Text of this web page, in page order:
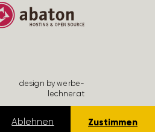
Ablehnen Zustimmen
design by werbe­
lechner.at